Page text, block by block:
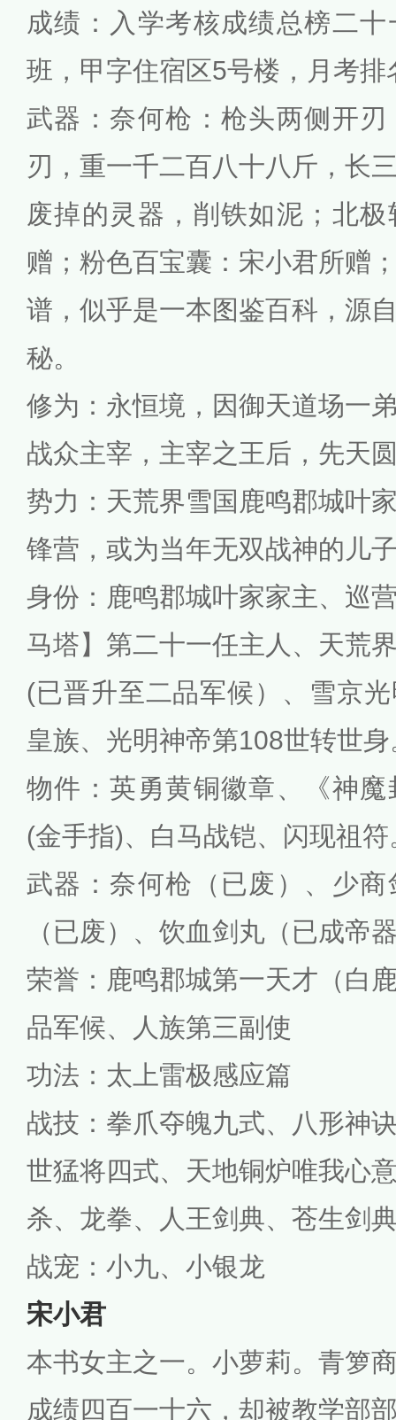
成绩：入学考核成绩总榜二
班，甲字住宿区5号楼，月考排
武器：奈何枪：枪头两侧开
刃，重一千二百八十八斤，长
废掉的灵器，削铁如泥；北
赠；粉色百宝囊：宋小君所赠
谱，似乎是一本图鉴百科，源
秘。
修为：永恒境，因御天道场一
战众主宰，主宰之王后，先天
势力：天荒界雪国鹿鸣郡城叶
锋营，或为当年无双战神的儿
身份：鹿鸣郡城叶家家主、巡
马塔】第二十一任主人、天荒
(已晋升至二品军候）、雪京
皇族、光明神帝第108世转世身
物件：英勇黄铜徽章、《神
(金手指)、白马战铠、闪现祖符
武器：奈何枪（已废）、少
（已废）、饮血剑丸（已成帝
荣誉：鹿鸣郡城第一天才（白
品军候、人族第三副使
功法：太上雷极感应篇
战技：拳爪夺魄九式、八形神
世猛将四式、天地铜炉唯我心
杀、龙拳、人王剑典、苍生剑
战宠：小九、小银龙
宋小君
本书女主之一。小萝莉。青箩
成绩四百一十六，却被教学部